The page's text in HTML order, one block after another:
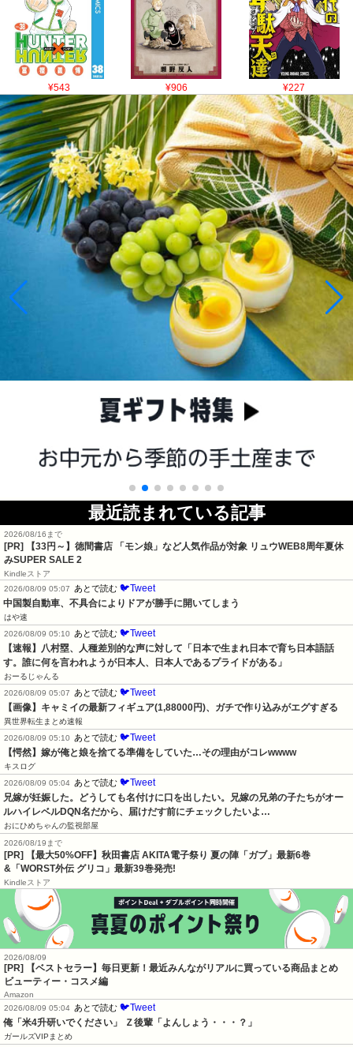
¥543 ¥906 ¥227
最近読まれている記事
2026/08/16まで
[PR]
【33円～】徳間書店 「モン娘」など人気作品が対象 リュウWEB8周年夏休
みSUPER SALE 2
Kindleストア
2026/08/09 05:07
あとで読む 🐦Tweet
中国製自動車、不具合によりドアが勝手に開いてしまう
はや速
2026/08/09 05:10
あとで読む 🐦Tweet
【速報】八村塁、人種差別的な声に対して「日本で生まれ日本で育ち日本語話
す。誰に何を言われようが日本人、日本人であるプライドがある」
おーるじゃんる
2026/08/09 05:07
あとで読む 🐦Tweet
【画像】キャミイの最新フィギュア(1,88000円)、ガチで作り込みがエグすぎる
異世界転生まとめ速報
2026/08/09 05:10
あとで読む 🐦Tweet
【愕然】嫁が俺と娘を捨てる準備をしていた…その理由がコレwwww
キスログ
2026/08/09 05:04 あとで読む 🐦Tweet
兄嫁が妊娠した。どうしても名付けに口を出したい。兄嫁の兄弟の子たちがオー
ルハイレベルDQN名だから、届けだす前にチェックしたいよ…
おにひめちゃんの監視部屋
2026/08/19まで
[PR] 【最大50%OFF】秋田書店 AKITA電子祭り 夏の陣「ガブ」最新6巻
&「WORST外伝 グリコ」最新39巻発売!
Kindleストア
2026/08/09
[PR] 【ベストセラー】毎日更新！最近みんながリアルに買っている商品まとめ
ビューティー・コスメ編
Amazon
2026/08/09 05:04 あとで読む 🐦Tweet
俺「米4升研いでください」 Ｚ後輩「よんしょう・・・？」
ガールズVIPまとめ